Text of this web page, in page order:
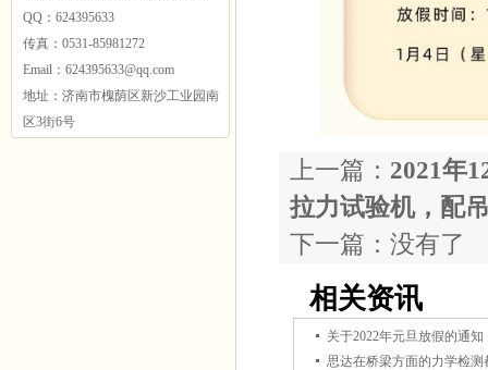
QQ：624395633
传真：0531-85981272
Email：624395633@qq.com
地址：济南市槐荫区新沙工业园南
区3街6号
上一篇： 2021年
拉力试验机，配
下一篇：没有了
相关资讯
关于2022年元旦放假的通知
思达在桥梁方面的力学检测